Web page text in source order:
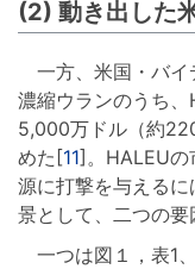
(2) 動き出した
一方、米国・バイ
濃縮ウランのうち
5,000万ドル（約
めた[11]。HALEUの
源に打撃を与える
景として、二つの要
一つは図１，表1